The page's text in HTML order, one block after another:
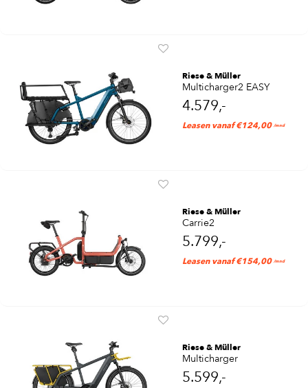
Riese & Müller
Multicharger2 EASY
4.579,-
Leasen vanaf €124,00 /mnd
Riese & Müller
Carrie2
5.799,-
Leasen vanaf €154,00 /mnd
Riese & Müller
Multicharger
5.599,-